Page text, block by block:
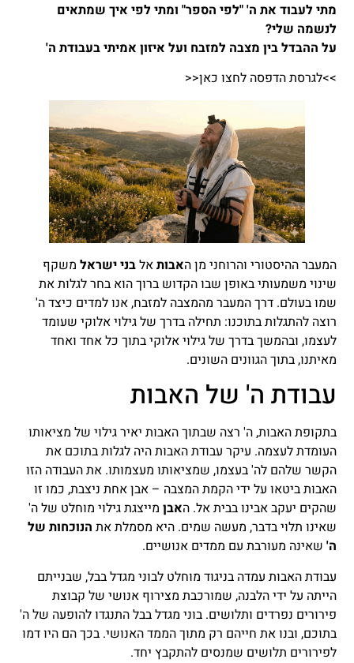
מתי לעבוד את ה' "לפי הספר" ומתי לפי איך שמתאים
לנשמה שלי?
על ההבדל בין מצבה למזבח ועל איזון אמיתי בעבודת ה'
>>לגרסת הדפסה לחצו כאן<<
המעבר ההיסטורי והרוחני מן האבותאלבני ישראל משקף
שינוי משמעותי באופן שבו הקדוש ברוך הוא בחר לגלות את
שמו בעולם. דרך המעבר מהמצבה למזבח, אנו למדים כיצד ה'
רוצה להתגלות בתוכנו: תחילה בדרך של גילוי אלוקי שעומד
לעצמו, ובהמשך בדרך של גילוי אלוקי בתוך כל אחד ואחד
מאיתנו, בתוך הגוונים השונים.
עבודת ה' של האבות
בתקופת האבות, ה' רצה שבתוך האבות יאיר גילוי של מציאותו
העומדת לעצמה. עיקר עבודת האבות היה לגלות בתוכם את
הקשר שלהם לה' בעצמו, שמציאותו מעצמותו. את העבודה הזו
האבות ביטאו על ידי הקמת המצבה – אבן אחת ניצבת, כמו זו
שהקים יעקב אבינו בבית אל. האבן מייצגת גילוי מוחלט של ה'
שאינו תלוי בדבר, מעשה שמים. היא מסמלת את הנוכחות של
ה' שאינה מעורבת עם ממדים אנושיים.
עבודת האבות עמדה בניגוד מוחלט לבוני מגדל בבל, שבנייתם
הייתה על ידי הלבנה, שמורכבת מצירוף אנושי של קבוצת
פירורים נפרדים ותלושים. בוני מגדל בבל התנגדו להופעה של ה'
בתוכם, ובנו את חייהם רק מתוך הממד האנושי. בכך הם היו דמו
לפירורים תלושים שמנסים להתקבץ יחד.